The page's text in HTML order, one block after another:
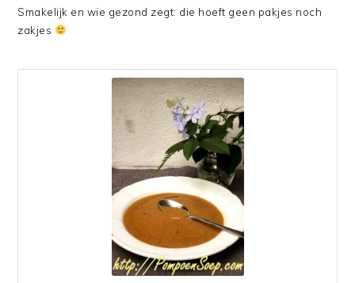
Smakelijk en wie gezond zegt: die hoeft geen pakjes noch
zakjes